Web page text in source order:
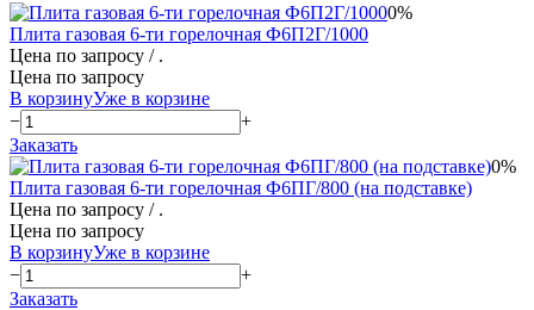
0%
Плита газовая 6-ти горелочная Ф6П2Г/1000
Цена по запросу / .
Цена по запросу
В корзинуУже в корзине
−
+
Заказать
0%
Плита газовая 6-ти горелочная Ф6ПГ/800 (на подставке)
Цена по запросу / .
Цена по запросу
В корзинуУже в корзине
−
+
Заказать